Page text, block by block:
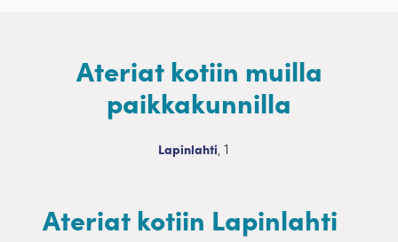
Ateriat kotiin muilla
paikkakunnilla
Ateriat kotiin
Lapinlahti1 palvelua
, 1
Ateriat kotiin Lapinlahti